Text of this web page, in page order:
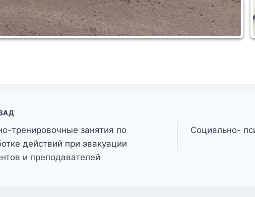
тренировочные занятия по
действий при эвакуации
и преподавателей
Социально-